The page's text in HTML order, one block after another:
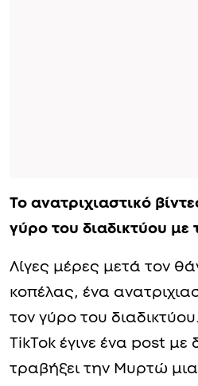
Το ανατριχιαστικό
γύρο του διαδικτύου
Λίγες μέρες μετά τον
κοπέλας, ένα
τον γύρο του
TikTok έγινε ένα post με
τραβήξει την Μυρτώ